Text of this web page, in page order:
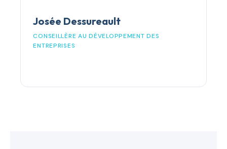
Josée Dessureault
CONSEILLÈRE AU DÉVELOPPEMENT DES
ENTREPRISES